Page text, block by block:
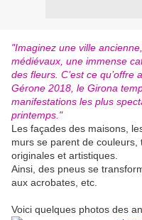
"Imaginez une ville
médiévaux, une immense
des fleurs. C’est ce
Gérone 2018, le Girona
manifestations les plus
printemps."
Les façades des maisons,
murs se parent de
originales et artistiques.
Ainsi, des pneus se
aux acrobates, etc.
Voici quelques photos des